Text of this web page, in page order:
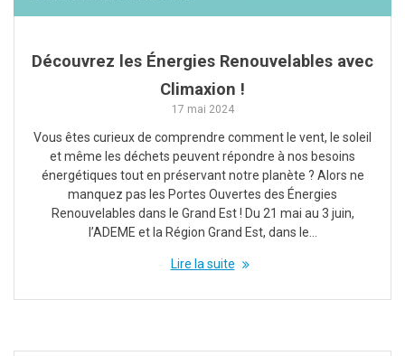
Découvrez les Énergies Renouvelables avec
Climaxion !
17 mai 2024
Vous êtes curieux de comprendre comment le vent, le soleil
et même les déchets peuvent répondre à nos besoins
énergétiques tout en préservant notre planète ? Alors ne
manquez pas les Portes Ouvertes des Énergies
Renouvelables dans le Grand Est ! Du 21 mai au 3 juin,
l’ADEME et la Région Grand Est, dans le…
Lire la suite